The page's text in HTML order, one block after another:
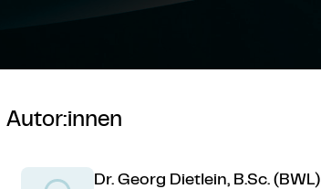
Autor:innen
Dr. Georg Dietlein, B.Sc. (BWL)